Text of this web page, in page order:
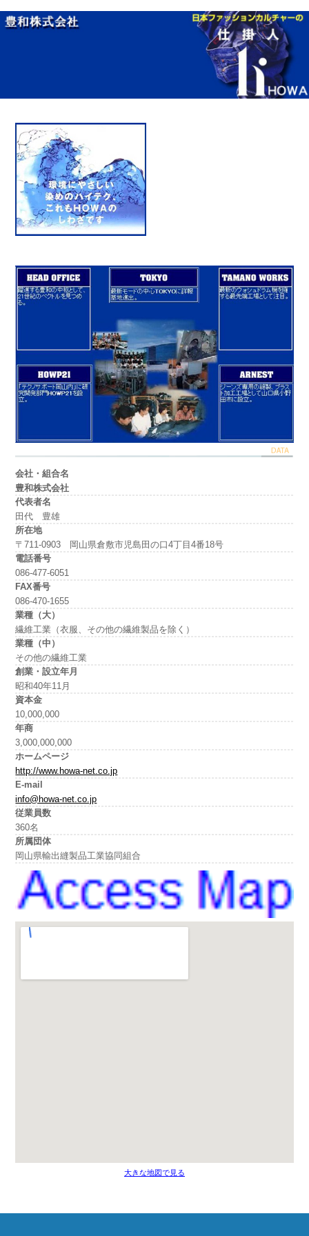
会社・組合名
豊和株式会社
代表者名
田代 豊雄
所在地
〒711-0903 岡山県倉敷市児島田の口4丁目4番18号
電話番号
086-477-6051
FAX番号
086-470-1655
業種（大）
繊維工業（衣服、その他の繊維製品を除く）
業種（中）
その他の繊維工業
創業・設立年月
昭和40年11月
資本金
10,000,000
年商
3,000,000,000
ホームページ
http://www.howa-net.co.jp
E-mail
info@howa-net.co.jp
従業員数
360名
所属団体
岡山県輸出縫製品工業協同組合
大きな地図で見る